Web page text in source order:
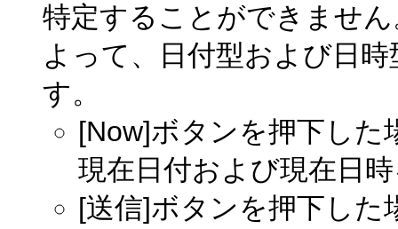
特定することができませ
よって、日付型および日
す。
[Now]ボタンを押下した
現在日付および現在日
[送信]ボタンを押下した